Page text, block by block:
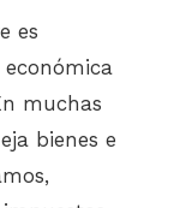
es
muchas
bienes e